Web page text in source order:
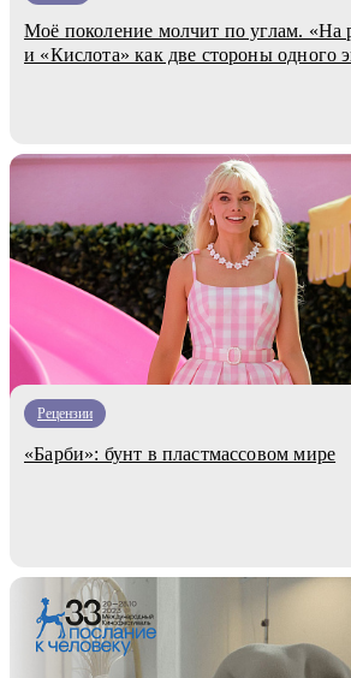
Моё поколение молчит по углам. «На
и «Кислота» как две стороны одного
Рецензии
«Барби»: бунт в пластмассовом мире